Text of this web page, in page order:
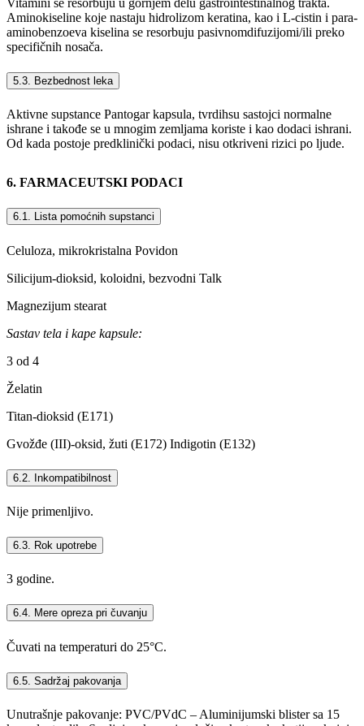
Aminokiseline koje nastaju hidrolizom keratina, kao i L-cistin i para-
aminobenzoeva kiselina se resorbuju pasivnomdifuzijomi/ili preko
specifičnih nosača.
5.3. Bezbednost leka
Aktivne supstance Pantogar kapsula, tvrdihsu sastojci normalne
ishrane i takođe se u mnogim zemljama koriste i kao dodaci ishrani.
Od kada postoje predklinički podaci, nisu otkriveni rizici po ljude.
6. FARMACEUTSKI PODACI
6.1. Lista pomоćnih supstanci
Celuloza, mikrokristalna Povidon
Silicijum-dioksid, koloidni, bezvodni Talk
Magnezijum stearat
Sastav tela i kape kapsule:
3 od 4
Želatin
Titan-dioksid (E171)
Gvožđe (III)-oksid, žuti (E172) Indigotin (E132)
6.2. Inkompatibilnost
Nije primenljivo.
6.3. Rok upotrebe
3 godine.
6.4. Mere opreza pri čuvanju
Čuvati na temperaturi do 25°C.
6.5. Sadržaj pakovanja
Unutrašnje pakovanje: PVC/PVdC – Aluminijumski blister sa 15